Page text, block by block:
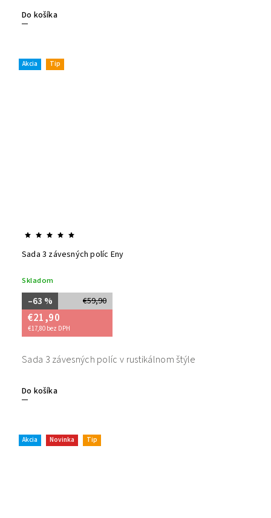
Do košíka
Akcia Tip
Sada 3 závesných políc Eny
Skladom
€59,90
–63 %
€21,90
€17,80 bez DPH
Do košíka
Sada 3 závesných políc v rustikálnom štýle
Akcia Novinka Tip